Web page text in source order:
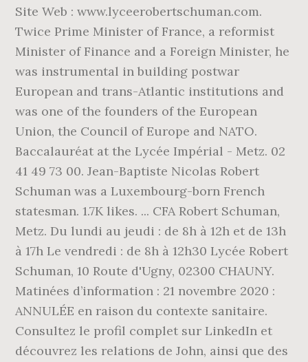
Site Web : www.lyceerobertschuman.com.
Twice Prime Minister of France, a reformist
Minister of Finance and a Foreign Minister, he
was instrumental in building postwar
European and trans-Atlantic institutions and
was one of the founders of the European
Union, the Council of Europe and NATO.
Baccalauréat at the Lycée Impérial - Metz. 02
41 49 73 00. Jean-Baptiste Nicolas Robert
Schuman was a Luxembourg-born French
statesman. 1.7K likes. ... CFA Robert Schuman,
Metz. Du lundi au jeudi : de 8h à 12h et de 13h
à 17h Le vendredi : de 8h à 12h30 Lycée Robert
Schuman, 10 Route d'Ugny, 02300 CHAUNY.
Matinées d’information : 21 novembre 2020 :
ANNULÉE en raison du contexte sanitaire.
Consultez le profil complet sur LinkedIn et
découvrez les relations de John, ainsi que des